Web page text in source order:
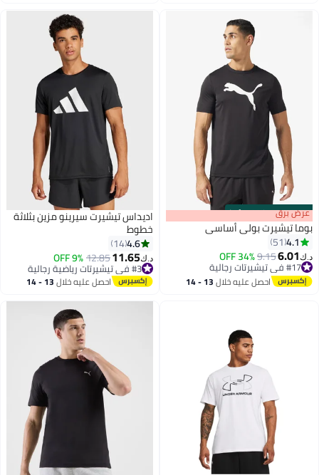
00m:00s
·
100% Left
2
عرض برق
بوما تيشيرت بولي أساسي
4.1
51
د.ك‏6.01
9.15
34% OFF
#17 في تيشيرتات رجالية
#17 في تيشيرتات رجالية احصل عليه خلال 13 - 14
اديداس تيشيرت سيرينو مزين بثلاثة
خطوط
4.6
14
د.ك‏11.65
12.85
9% OFF
#3 في تيشيرتات رياضية رجالية
#3 في تيشيرتات رياضية رجالية احصل عليه خلال 13 - 14